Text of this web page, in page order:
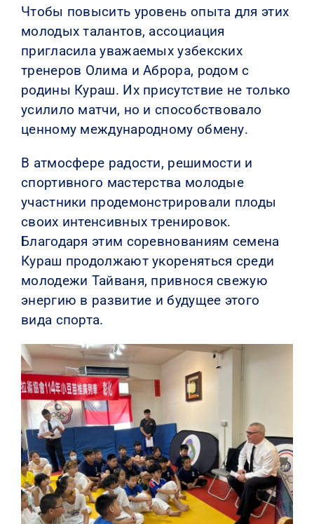
Чтобы повысить уровень опыта для этих
молодых талантов, ассоциация
пригласила уважаемых узбекских
тренеров Олима и Аброра, родом с
родины Кураш. Их присутствие не только
усилило матчи, но и способствовало
ценному международному обмену.
В атмосфере радости, решимости и
спортивного мастерства молодые
участники продемонстрировали плоды
своих интенсивных тренировок.
Благодаря этим соревнованиям семена
Кураш продолжают укореняться среди
молодежи Тайваня, привнося свежую
энергию в развитие и будущее этого
вида спорта.